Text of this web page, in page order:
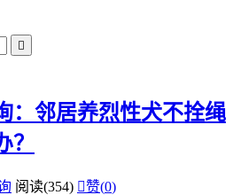

：邻居养烈性犬不拴绳
阅读(354) 赞(0)